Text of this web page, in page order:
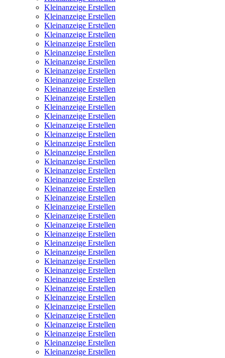
Kleinanzeige Erstellen
Kleinanzeige Erstellen
Kleinanzeige Erstellen
Kleinanzeige Erstellen
Kleinanzeige Erstellen
Kleinanzeige Erstellen
Kleinanzeige Erstellen
Kleinanzeige Erstellen
Kleinanzeige Erstellen
Kleinanzeige Erstellen
Kleinanzeige Erstellen
Kleinanzeige Erstellen
Kleinanzeige Erstellen
Kleinanzeige Erstellen
Kleinanzeige Erstellen
Kleinanzeige Erstellen
Kleinanzeige Erstellen
Kleinanzeige Erstellen
Kleinanzeige Erstellen
Kleinanzeige Erstellen
Kleinanzeige Erstellen
Kleinanzeige Erstellen
Kleinanzeige Erstellen
Kleinanzeige Erstellen
Kleinanzeige Erstellen
Kleinanzeige Erstellen
Kleinanzeige Erstellen
Kleinanzeige Erstellen
Kleinanzeige Erstellen
Kleinanzeige Erstellen
Kleinanzeige Erstellen
Kleinanzeige Erstellen
Kleinanzeige Erstellen
Kleinanzeige Erstellen
Kleinanzeige Erstellen
Kleinanzeige Erstellen
Kleinanzeige Erstellen
Kleinanzeige Erstellen
Kleinanzeige Erstellen